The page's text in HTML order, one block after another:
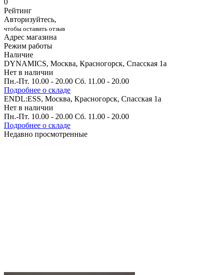
Рейтинг
Авторизуйтесь,
чтобы оставить отзыв
Адрес магазина
Режим работы
Наличие
DYNAMICS, Москва, Красногорск, Спасская 1а
Нет в наличии
Пн.-Пт. 10.00 - 20.00 Сб. 11.00 - 20.00
Подробнее о складе
ENDL:ESS, Москва, Красногорск, Спасская 1а
Нет в наличии
Пн.-Пт. 10.00 - 20.00 Сб. 11.00 - 20.00
Подробнее о складе
Недавно просмотренные